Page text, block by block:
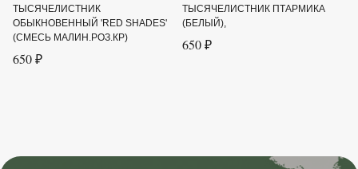
ТЫСЯЧЕЛИСТНИК
ОБЫКНОВЕННЫЙ 'RED SHADES'
(СМЕСЬ МАЛИН.РОЗ.КР)
650 ₽
ТЫСЯЧЕЛИСТНИК ПТАРМИКА
(БЕЛЫЙ),
650 ₽